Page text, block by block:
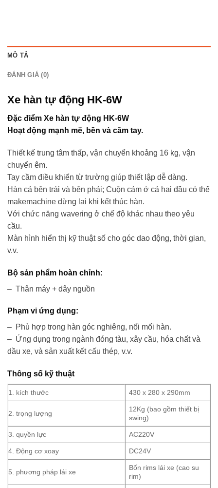
MÔ TẢ
ĐÁNH GIÁ (0)
Xe hàn tự động HK-6W
Đặc điểm Xe hàn tự động HK-6W
Hoạt động mạnh mẽ, bền và cầm tay.
Thiết kế trung tâm thấp, vận chuyển khoảng 16 kg, vận
chuyển êm.
Tay cầm điều khiển từ trường giúp thiết lập dễ dàng.
Hàn cả bên trái và bên phải; Cuộn cảm ở cả hai đầu có thể
makemachine dừng lại khi kết thúc hàn.
Với chức năng wavering ở chế độ khác nhau theo yêu
cầu.
Màn hình hiển thị kỹ thuật số cho góc dao động, thời gian,
v.v.
Bộ sản phẩm hoàn chỉnh:
– Thân máy + dây nguồn
Phạm vi ứng dụng:
– Phù hợp trong hàn góc nghiêng, nối mối hàn.
– Ứng dụng trong ngành đóng tàu, xây cầu, hóa chất và
dầu xe, và sản xuất kết cấu thép, v.v.
Thông số kỹ thuật
1. kích thước 430 x 280 x 290mm
2. trọng lượng
12Kg (bao gồm thiết bị
swing)
3. quyền lực AC220V
4. Động cơ xoay DC24V
5. phương pháp lái xe
Bốn rims lái xe (cao su
rim)